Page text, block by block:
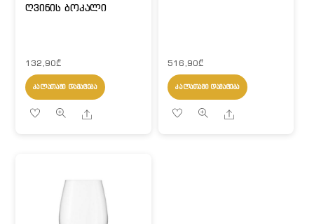
ღვინის ბოკალი
132,90₾
ᲙᲐᲚᲐᲗᲐᲨᲘ ᲓᲐᲛᲐᲢᲔᲑᲐ
Share
516,90₾
ᲙᲐᲚᲐᲗᲐᲨᲘ ᲓᲐᲛᲐᲢᲔᲑᲐ
Share